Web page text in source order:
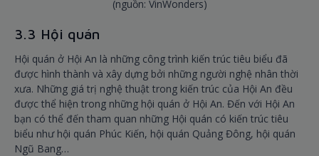
(nguồn: VinWonders)
3.3 Hội quán
Hội quán ở Hội An là những công trình kiến trúc tiêu biểu đã
được hình thành và xây dựng bởi những người nghệ nhân thời
xưa. Những giá trị nghệ thuật trong kiến trúc của Hội An đều
được thể hiện trong những hội quán ở Hội An. Đến với Hội An
bạn có thể đến tham quan những Hội quán có kiến trúc tiêu
biểu như hội quán Phúc Kiến, hội quán Quảng Đông, hội quán
Ngũ Bang…